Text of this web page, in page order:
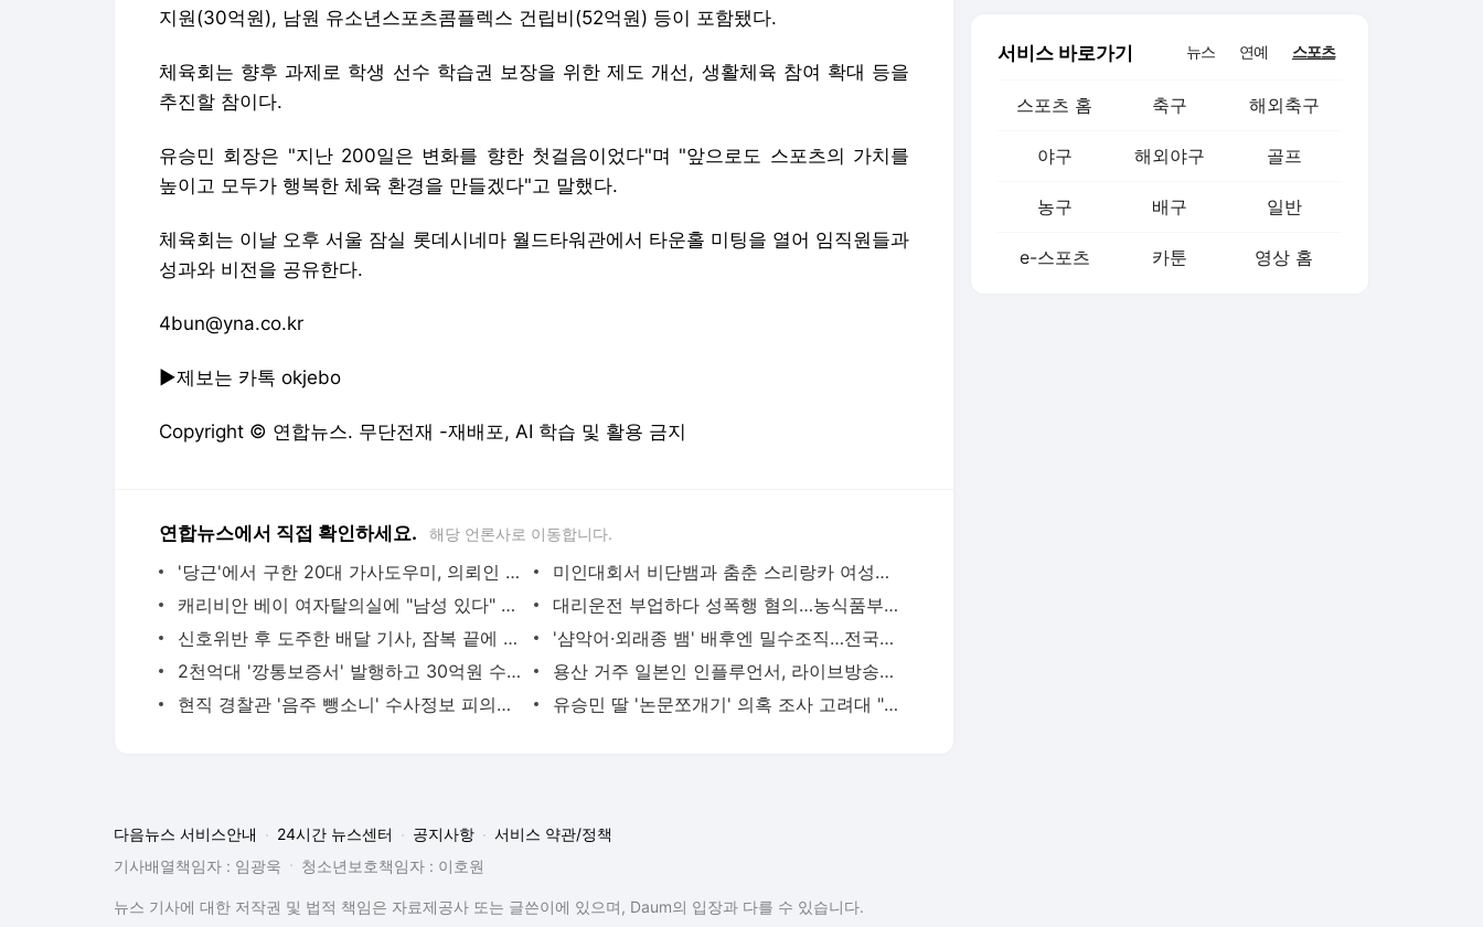
지원(30억원), 남원 유소년스포츠콤플렉스 건립비(52억원) 등이 포함됐다.
체육회는 향후 과제로 학생 선수 학습권 보장을 위한 제도 개선, 생활체육 참여 확대 등을
추진할 참이다.
유승민 회장은 "지난 200일은 변화를 향한 첫걸음이었다"며 "앞으로도 스포츠의 가치를
높이고 모두가 행복한 체육 환경을 만들겠다"고 말했다.
체육회는 이날 오후 서울 잠실 롯데시네마 월드타워관에서 타운홀 미팅을 열어 임직원들과
성과와 비전을 공유한다.
4bun@yna.co.kr
▶제보는 카톡 okjebo
Copyright © 연합뉴스. 무단전재 -재배포, AI 학습 및 활용 금지
연합뉴스에서 직접 확인하세요. 해당 언론사로 이동합니다.
'당근'에서 구한 20대 가사도우미, 의뢰인 모친 유품 훔쳐가 | 연합뉴스
미인대회서 비단뱀과 춤춘 스리랑카 여성…동물학대 벌금형 | 연합뉴스
캐리비안 베이 여자탈의실에 "남성 있다" 신고 | 연합뉴스
대리운전 부업하다 성폭행 혐의…농식품부 산하 기관 직원 구속 | 연합뉴스
신호위반 후 도주한 배달 기사, 잠복 끝에 잡고 보니 수배자 | 연합뉴스
'샴악어·외래종 뱀' 배후엔 밀수조직…전국으로 택배 판매했다(종합) | 연합뉴스
2천억대 '깡통보증서' 발행하고 30억원 수수료 챙긴 유령보험사 | 연합뉴스
용산 거주 일본인 인플루언서, 라이브방송 도중 사망 | 연합뉴스
현직 경찰관 '음주 뺑소니' 수사정보 피의자 지인에 유출 의혹(종합) | 연합뉴스
유승민 딸 '논문쪼개기' 의혹 조사 고려대 "연구부정행위 아냐" | 연합뉴스
서비스 바로가기 뉴스 연예 스포츠
스포츠 홈 축구 해외축구
야구 해외야구 골프
농구 배구 일반
e-스포츠 카툰 영상 홈
다음뉴스 서비스안내 24시간 뉴스센터 공지사항
서비스 약관/정책
기사배열책임자 : 임광욱
청소년보호책임자 : 이호원
뉴스 기사에 대한 저작권 및 법적 책임은 자료제공사 또는 글쓴이에 있으며, Daum의 입장과 다를 수 있습니다.